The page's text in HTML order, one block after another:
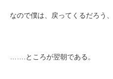
なので僕は、戻ってくるだろう
…….ところが翌朝である。